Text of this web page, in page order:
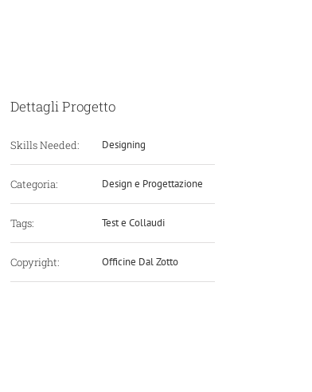
Dettagli Progetto
Skills Needed: Designing
Categoria: Design e Progettazione
Tags: Test e Collaudi
Copyright: Officine Dal Zotto